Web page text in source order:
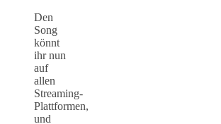
Den
Song
könnt
ihr nun
auf
allen
Streaming-
Plattformen,
und